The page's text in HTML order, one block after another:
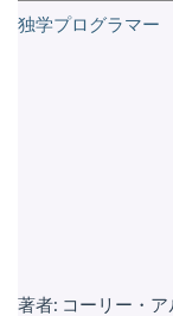
独学プログラマー
著者: コーリー・ア